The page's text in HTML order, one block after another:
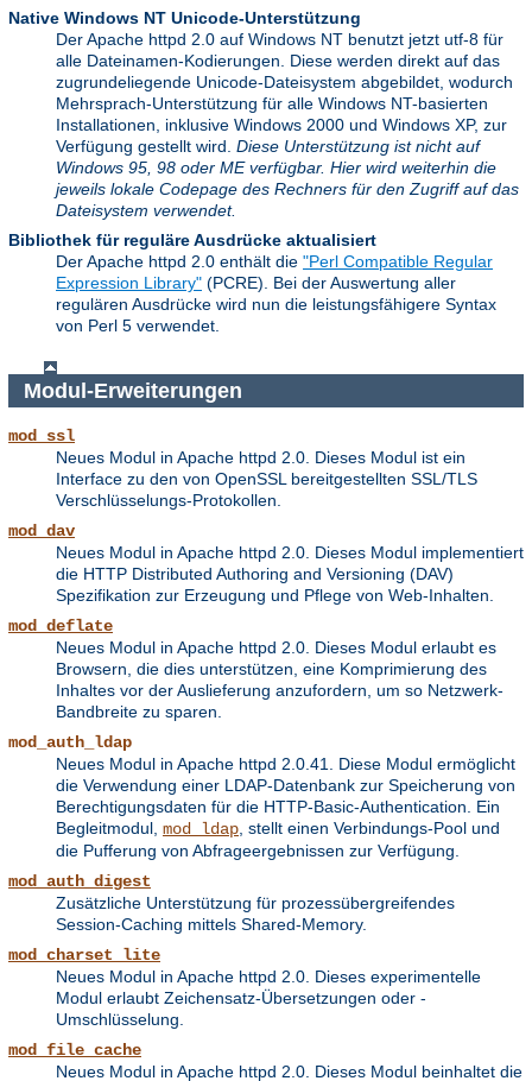
Native Windows NT Unicode-Unterstützung
Der Apache httpd 2.0 auf Windows NT benutzt jetzt utf-8 für
alle Dateinamen-Kodierungen. Diese werden direkt auf das
zugrundeliegende Unicode-Dateisystem abgebildet, wodurch
Mehrsprach-Unterstützung für alle Windows NT-basierten
Installationen, inklusive Windows 2000 und Windows XP, zur
Verfügung gestellt wird. Diese Unterstützung ist nicht auf
Windows 95, 98 oder ME verfügbar. Hier wird weiterhin die
jeweils lokale Codepage des Rechners für den Zugriff auf das
Dateisystem verwendet.
Bibliothek für reguläre Ausdrücke aktualisiert
Der Apache httpd 2.0 enthält die "Perl Compatible Regular
Expression Library" (PCRE). Bei der Auswertung aller
regulären Ausdrücke wird nun die leistungsfähigere Syntax
von Perl 5 verwendet.
Modul-Erweiterungen
mod_ssl
Neues Modul in Apache httpd 2.0. Dieses Modul ist ein
Interface zu den von OpenSSL bereitgestellten SSL/TLS
Verschlüsselungs-Protokollen.
mod_dav
Neues Modul in Apache httpd 2.0. Dieses Modul implementiert
die HTTP Distributed Authoring and Versioning (DAV)
Spezifikation zur Erzeugung und Pflege von Web-Inhalten.
mod_deflate
Neues Modul in Apache httpd 2.0. Dieses Modul erlaubt es
Browsern, die dies unterstützen, eine Komprimierung des
Inhaltes vor der Auslieferung anzufordern, um so Netzwerk-
Bandbreite zu sparen.
mod_auth_ldap
Neues Modul in Apache httpd 2.0.41. Diese Modul ermöglicht
die Verwendung einer LDAP-Datenbank zur Speicherung von
Berechtigungsdaten für die HTTP-Basic-Authentication. Ein
Begleitmodul, mod_ldap, stellt einen Verbindungs-Pool und
die Pufferung von Abfrageergebnissen zur Verfügung.
mod_auth_digest
Zusätzliche Unterstützung für prozessübergreifendes
Session-Caching mittels Shared-Memory.
mod_charset_lite
Neues Modul in Apache httpd 2.0. Dieses experimentelle
Modul erlaubt Zeichensatz-Übersetzungen oder -
Umschlüsselung.
mod_file_cache
Neues Modul in Apache httpd 2.0. Dieses Modul beinhaltet die